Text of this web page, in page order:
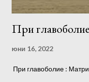
При
юни 16, 2022
При главоболие :